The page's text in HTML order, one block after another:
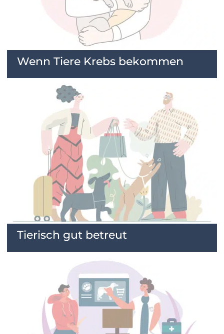
Wenn Tiere Krebs bekommen
Tierisch gut betreut